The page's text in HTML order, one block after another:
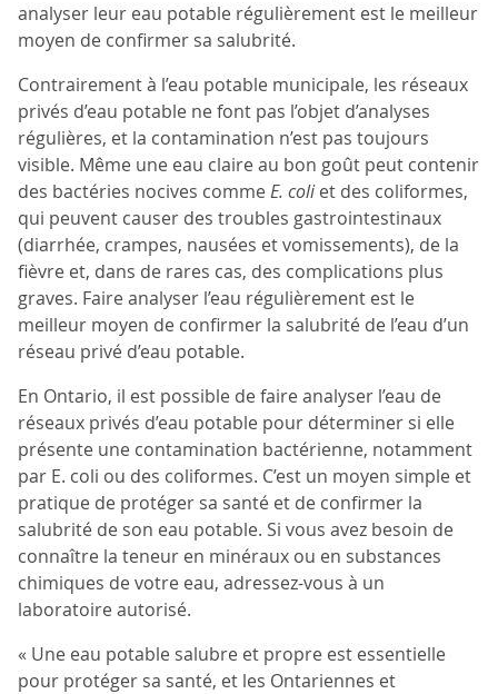
analyser leur eau potable régulièrement est le meilleur
moyen de confirmer sa salubrité.
Contrairement à l’eau potable municipale, les réseaux
privés d’eau potable ne font pas l’objet d’analyses
régulières, et la contamination n’est pas toujours
visible. Même une eau claire au bon goût peut contenir
des bactéries nocives commeE. coliet des coliformes,
qui peuvent causer des troubles gastrointestinaux
(diarrhée, crampes, nausées et vomissements), de la
fièvre et, dans de rares cas, des complications plus
graves. Faire analyser l’eau régulièrement est le
meilleur moyen de confirmer la salubrité de l’eau d’un
réseau privé d’eau potable.
En Ontario, il est possible de faire analyser l’eau de
réseaux privés d’eau potable pour déterminer si elle
présente une contamination bactérienne, notamment
par E. coli ou des coliformes. C’est un moyen simple et
pratique de protéger sa santé et de confirmer la
salubrité de son eau potable. Si vous avez besoin de
connaître la teneur en minéraux ou en substances
chimiques de votre eau, adressez-vous à un
laboratoire autorisé.
« Une eau potable salubre et propre est essentielle
pour protéger sa santé, et les Ontariennes et